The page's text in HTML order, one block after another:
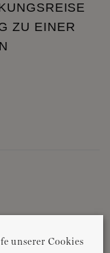
ZU EINER
unserer Cookies